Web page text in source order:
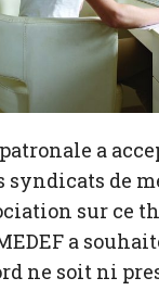
a
syndicats de
sur ce
a
ne soit ni